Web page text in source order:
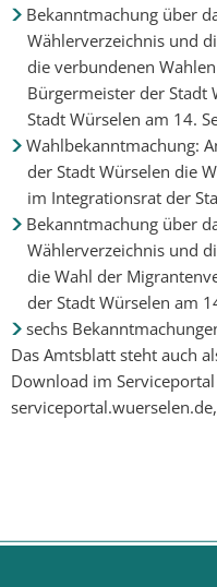
Bekanntmachung über
Wählerverzeichnis und
die verbundenen
Bürgermeister der Stadt
Stadt Würselen am 14.
Wahlbekanntmachung:
der Stadt Würselen die
im Integrationsrat der
Bekanntmachung über
Wählerverzeichnis und
die Wahl der
der Stadt Würselen am
sechs
Das Amtsblatt steht auch
Download im